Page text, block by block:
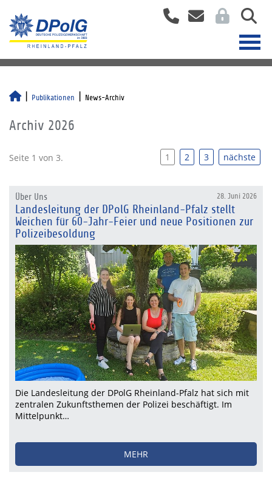
Publikationen News-Archiv
Archiv 2026
Seite 1 von 3. 1 2 3 nächste
28. Juni 2026
Über Uns
Landesleitung der DPolG Rheinland-Pfalz stellt
Weichen für 60-Jahr-Feier und neue Positionen zur
Polizeibesoldung
Die Landesleitung der DPolG Rheinland-Pfalz hat sich mit
zentralen Zukunftsthemen der Polizei beschäftigt. Im
Mittelpunkt…
MEHR